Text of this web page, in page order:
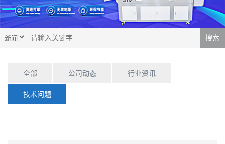
搜索
全部 公司动态 行业资讯
技术问题